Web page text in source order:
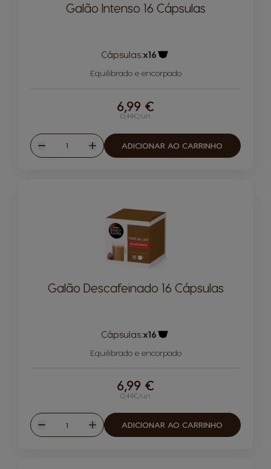
Galão Intenso 16 Cápsulas
Cápsulas:x16
Equilibrado e encorpado
0,44€/un
6,99 €
Reduzir
Quantidade
Aumentar
ADICIONAR AO CARRINHO
Galão Descafeinado 16 Cápsulas
Cápsulas:x16
Equilibrado e encorpado
0,44€/un
6,99 €
Reduzir
Quantidade
Aumentar
ADICIONAR AO CARRINHO